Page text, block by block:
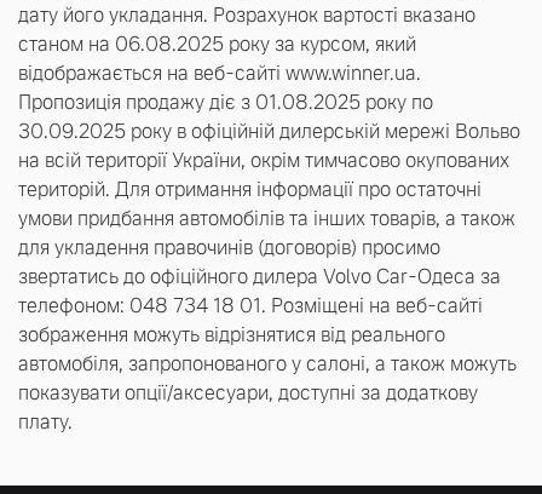
дату його укладання. Розрахунок вартості вказано
станом на 06.08.2025 року за курсом, який
відображається на веб-сайті www.winner.ua.
Пропозиція продажу діє з 01.08.2025 року по
30.09.2025 року в офіційній дилерській мережі Вольво
на всій території України, окрім тимчасово окупованих
територій. Для отримання інформації про остаточні
умови придбання автомобілів та інших товарів, а також
для укладення правочинів (договорів) просимо
звертатись до офіційного дилера Volvo Сar-Одеса за
телефоном: 048 734 18 01. Розміщені на веб-сайті
зображення можуть відрізнятися від реального
автомобіля, запропонованого у салоні, а також можуть
показувати опції/аксесуари, доступні за додаткову
плату.